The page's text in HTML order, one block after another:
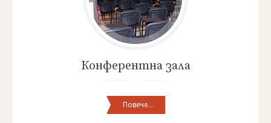
Конферентна зала
Повече...